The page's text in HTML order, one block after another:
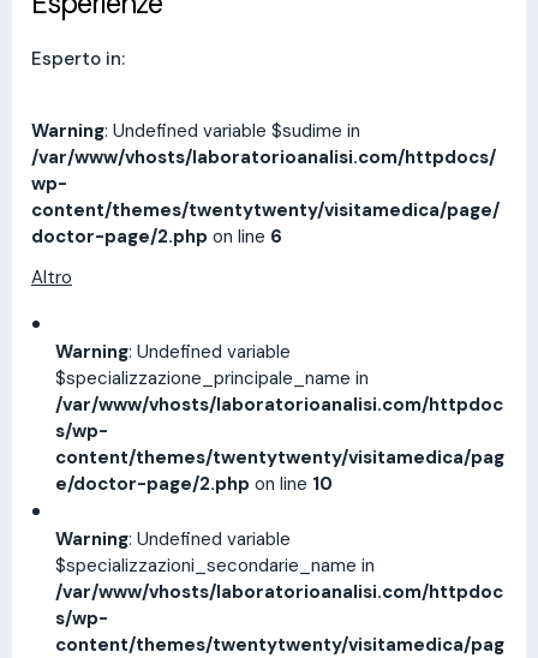
Esperto in:
Warning: Undefined variable $sudime in
/var/www/vhosts/laboratorioanalisi.com/httpdocs/
wp-
content/themes/twentytwenty/visitamedica/page/
doctor-page/2.php on line 6
Altro
Warning: Undefined variable
$specializzazione_principale_name in
/var/www/vhosts/laboratorioanalisi.com/httpdoc
s/wp-
content/themes/twentytwenty/visitamedica/pag
e/doctor-page/2.php on line 10
Warning: Undefined variable
$specializzazioni_secondarie_name in
/var/www/vhosts/laboratorioanalisi.com/httpdoc
s/wp-
content/themes/twentytwenty/visitamedica/pag